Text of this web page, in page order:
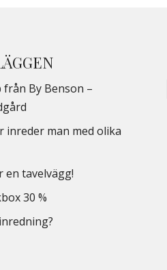
By Benson –
inreder man med olika
en tavelvägg!
30 %